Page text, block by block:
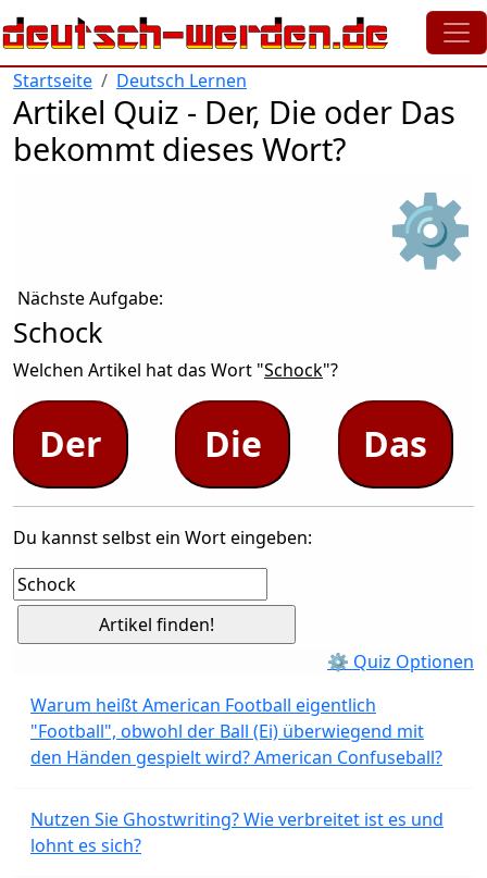
Direkt zum Inhalt
Startseite Deutsch Lernen
Artikel Quiz - Der, Die oder Das
bekommt dieses Wort?
⚙
Nächste Aufgabe:
Schock
Welchen Artikel hat das Wort "Schock"?
Der Die Das
Du kannst selbst ein Wort eingeben:
⚙ Quiz Optionen
Warum heißt American Football eigentlich
"Football", obwohl der Ball (Ei) überwiegend mit
den Händen gespielt wird? American Confuseball?
Nutzen Sie Ghostwriting? Wie verbreitet ist es und
lohnt es sich?